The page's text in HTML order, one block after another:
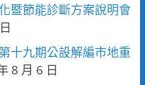
暨節能診斷方案說明會
十九期公設解編市地重
8 月 6 日